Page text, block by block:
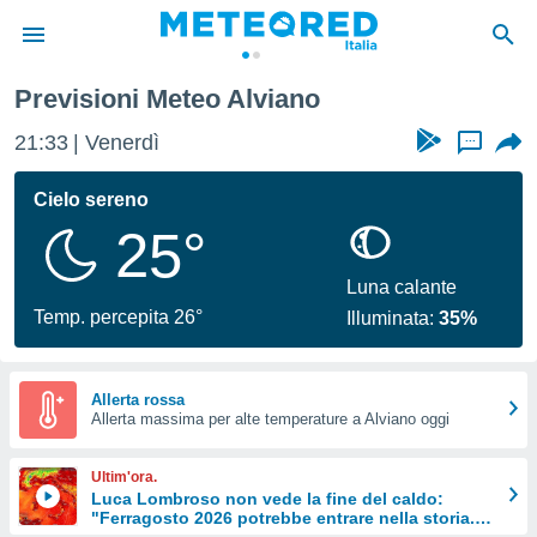
di
per
le
di
Web
le
Previsioni Meteo Alviano
21:33 Venerdì ...
Cielo sereno
25°
Temp. percepita 26°
Luna calante
Illuminata:35%
Allerta rossa
Allerta massima per alte temperature a Alviano oggi
Ultim'ora.
Luca Lombroso non vede la fine del caldo:
"Ferragosto 2026 potrebbe entrare nella storia.